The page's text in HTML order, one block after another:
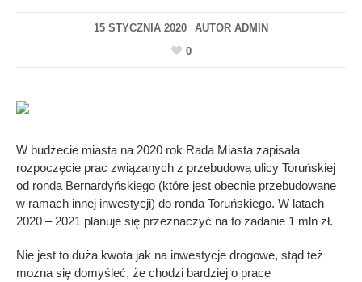
15 STYCZNIA 2020 AUTOR ADMIN
0
W budżecie miasta na 2020 rok Rada Miasta zapisała
rozpoczęcie prac związanych z przebudową ulicy Toruńskiej
od ronda Bernardyńskiego (które jest obecnie przebudowane
w ramach innej inwestycji) do ronda Toruńskiego. W latach
2020 – 2021 planuje się przeznaczyć na to zadanie 1 mln zł.
Nie jest to duża kwota jak na inwestycje drogowe, stąd też
można się domyśleć, że chodzi bardziej o prace